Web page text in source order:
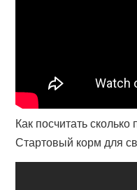
Как посчитать
Стартовый корм для